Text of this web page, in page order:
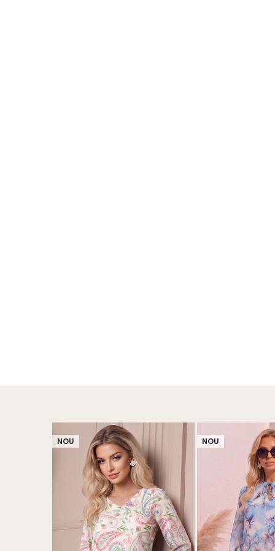
NOU NOU